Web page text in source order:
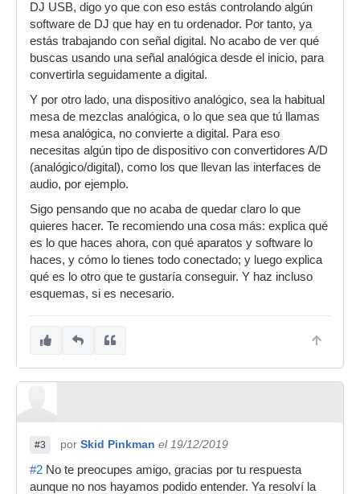
DJ USB, digo yo que con eso estás controlando algún
software de DJ que hay en tu ordenador. Por tanto, ya
estás trabajando con señal digital. No acabo de ver qué
buscas usando una señal analógica desde el inicio, para
convertirla seguidamente a digital.
Y por otro lado, una dispositivo analógico, sea la habitual
mesa de mezclas analógica, o lo que sea que tú llamas
mesa analógica, no convierte a digital. Para eso
necesitas algún tipo de dispositivo con convertidores A/D
(analógico/digital), como los que llevan las interfaces de
audio, por ejemplo.
Sigo pensando que no acaba de quedar claro lo que
quieres hacer. Te recomiendo una cosa más: explica qué
es lo que haces ahora, con qué aparatos y software lo
haces, y cómo lo tienes todo conectado; y luego explica
qué es lo otro que te gustaría conseguir. Y haz incluso
esquemas, si es necesario.
#3 por Skid Pinkman el 19/12/2019
#2 No te preocupes amigo, gracias por tu respuesta
aunque no nos hayamos podido entender. Ya resolví la